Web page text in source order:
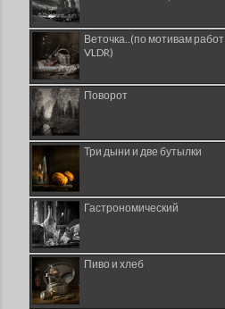
Веточка..(по мотивам работ
VLDR)
Поворот
Три дыни и две бутылки
Гастрономический
Пиво и хлеб